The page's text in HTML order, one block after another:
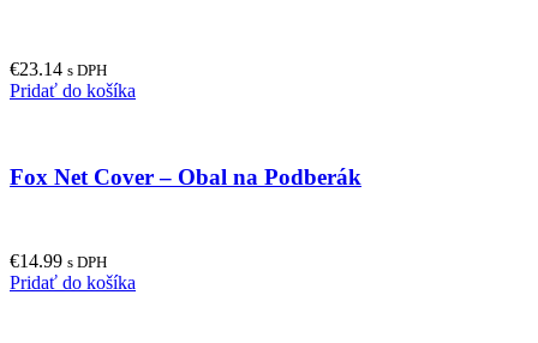
€23.14 s DPH
Pridať do košíka
Fox Net Cover – Obal na Podberák
€14.99 s DPH
Pridať do košíka